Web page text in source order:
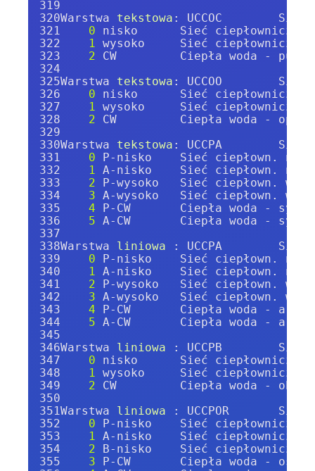
Warstwa tekstowa : UCCOC
0 nisko      Sieć ciepłownicza
1 wysoko     Sieć
2 CW         Ciepła woda -
Warstwa tekstowa : UCCOO
0 nisko      Sieć ciepłownicza
1 wysoko     Sieć ciepłownicza
2 CW         Ciepła woda - opis
Warstwa tekstowa : UCCPA
0 P-nisko    Sieć ciepłown.
1 A-nisko    Sieć ciepłown.
2 P-wysoko   Sieć ciepłown.
3 A-wysoko   Sieć ciepłown.
4 P-CW       Ciepła woda -
5 A-CW       Ciepła woda -
Warstwa liniowa
: UCCPA
0 P-nisko    Sieć ciepłown.
1 A-nisko    Sieć ciepłown.
2 P-wysoko   Sieć ciepłown.
3 A-wysoko   Sieć ciepłown.
4 P-CW       Ciepła woda -
5 A-CW       Ciepła woda -
Warstwa liniowa
: UCCPB
0 nisko      Sieć ciepłownicza
1 wysoko     Sieć ciepłownicza
2 CW         Ciepła woda -
Warstwa liniowa
: UCCPOR
0 P-nisko    Sieć ciepłownicza
1 A-nisko    Sieć ciepłownicza
2 B-nisko    Sieć ciepłownicza
3 P-CW       Ciepła woda - osie